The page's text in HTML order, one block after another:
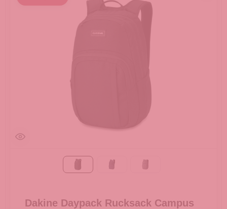
Black ODYSSEYcarbon
Dakine Daypack Rucksack Campus